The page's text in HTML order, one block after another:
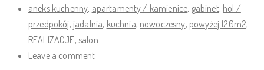
aneks kuchenny, apartamenty / kamienice, gabinet, hol /
przedpokój, jadalnia, kuchnia, nowoczesny, powyżej 120m2,
REALIZACJE, salon
Leave a comment